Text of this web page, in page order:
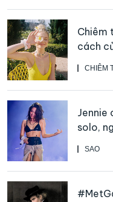
CHIÊM
Chiêm
cách
SAO
Jennie
solo,